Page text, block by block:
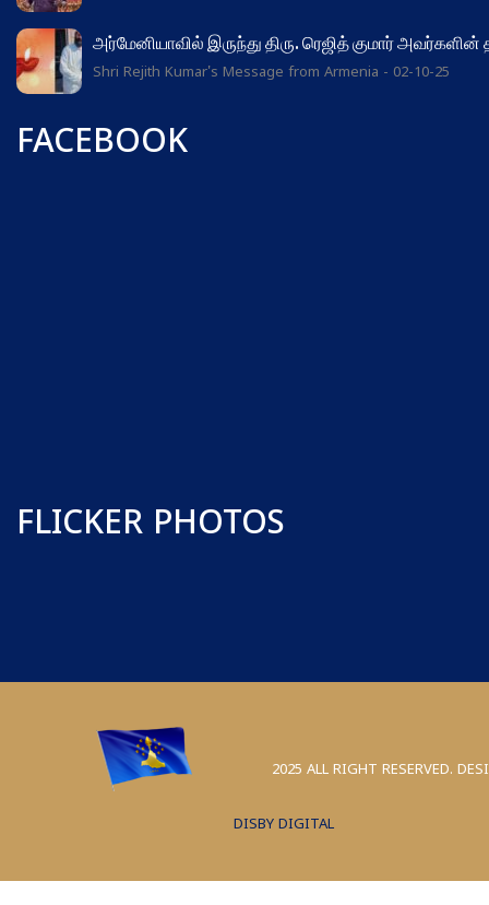
அர்மேனியாவில் இருந்து திரு. ரெஜித் குமார்
Shri Rejith Kumar's Message from Armenia - 02-10-25
FACEBOOK
FLICKER PHOTOS
2025 ALL RIGHT RESERVED.
DISBY DIGITAL